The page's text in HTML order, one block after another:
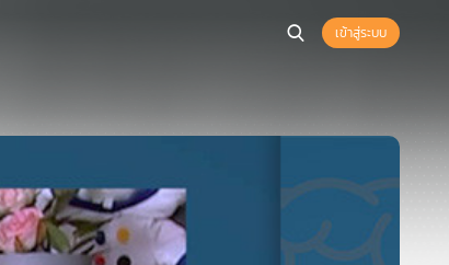
เข้าสู่ระบบ